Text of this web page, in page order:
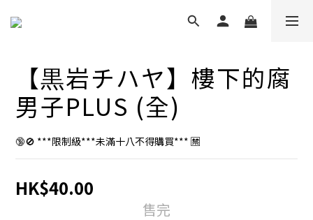
【黒岩チハヤ】樓下的腐
男子PLUS (全)
🔞🚫 ***限制級***未滿十八不得購買*** 🈲
HK$40.00
售完